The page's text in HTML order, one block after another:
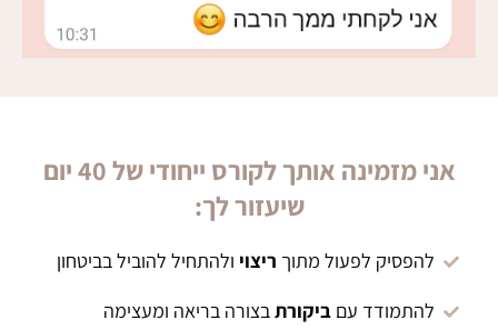
אני מזמינה אותך לקורס ייחודי של 40 יום
שיעזור לך:
להפסיק לפעול מתוך ריצוי ולהתחיל להוביל בביטחון
להתמודד עםביקורת בצורה בריאה ומעצימה